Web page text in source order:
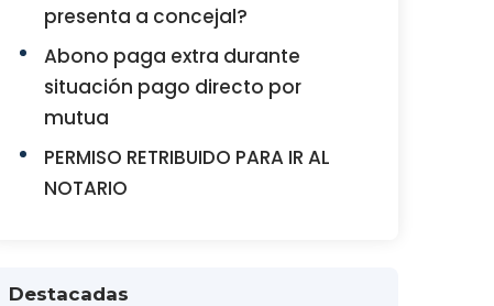
presenta a concejal?
Abono paga extra durante
situación pago directo por
mutua
PERMISO RETRIBUIDO PARA IR AL
NOTARIO
Destacadas